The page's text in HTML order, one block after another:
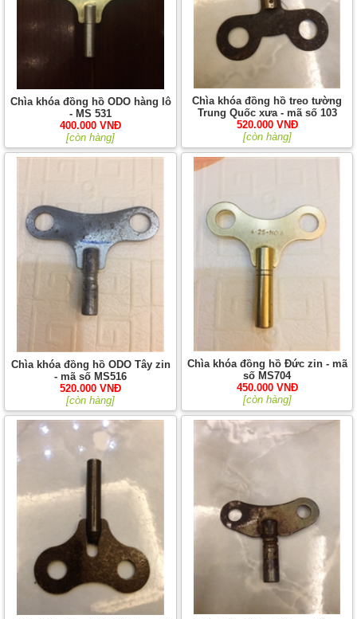
Chìa khóa đồng hồ ODO hàng lô
- MS 531
400.000 VNĐ
[còn hàng]
Chìa khóa đồng hồ treo tường
Trung Quốc xưa - mã số 103
520.000 VNĐ
[còn hàng]
Chìa khóa đồng hồ ODO Tây zin
- mã số MS516
520.000 VNĐ
[còn hàng]
Chìa khóa đồng hồ Đức zin - mã
số MS704
450.000 VNĐ
[còn hàng]